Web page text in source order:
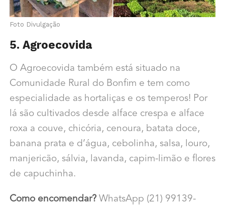
Foto Divulgação
5. Agroecovida
O Agroecovida também está situado na
Comunidade Rural do Bonfim e tem como
especialidade as hortaliças e os temperos! Por
lá são cultivados desde alface crespa e alface
roxa a couve, chicória, cenoura, batata doce,
banana prata e d’água, cebolinha, salsa, louro,
manjericão, sálvia, lavanda, capim-limão e flores
de capuchinha.
Como encomendar? WhatsApp (21) 99139-